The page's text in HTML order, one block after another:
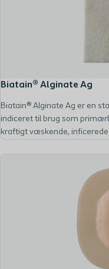
Biatain® Alginate Ag
Biatain® Alginate Ag er en
indiceret til brug som
kraftigt væskende,